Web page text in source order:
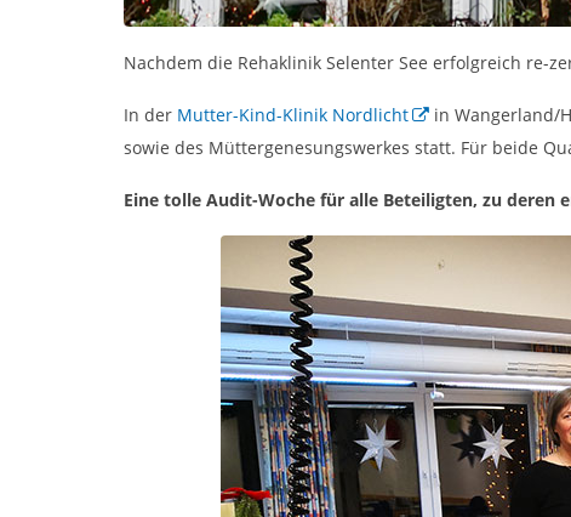
Nachdem die Rehaklinik Selenter See erfolgreich re-
In der Mutter-Kind-Klinik Nordlicht in Wangerland/
sowie des Müttergenesungswerkes statt. Für beide
Eine tolle Audit-Woche für alle Beteiligten, zu